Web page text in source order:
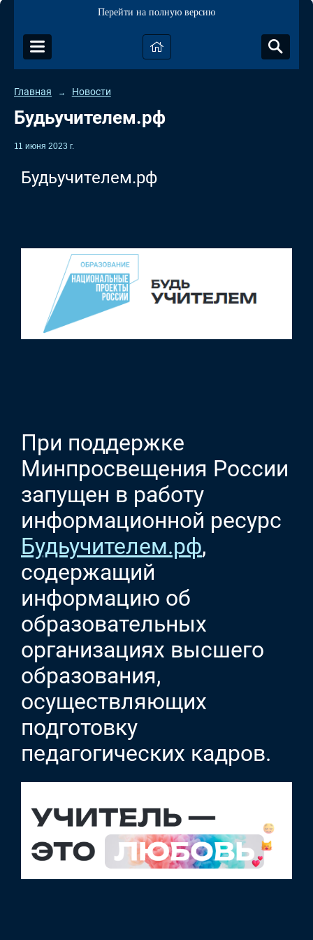
Перейти на полную версию
Главная → Новости
Будьучителем.рф
11 июня 2023 г.
Будьучителем.рф
При поддержке
Минпросвещения России
запущен в работу
информационной ресурс
Будьучителем.рф,
содержащий
информацию об
образовательных
организациях высшего
образования,
осуществляющих
подготовку
педагогических кадров.